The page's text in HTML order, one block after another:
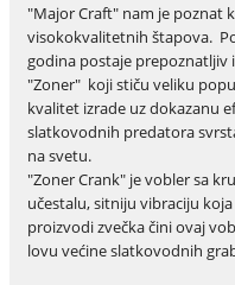
"Major Craft" nam je poznat
visokokvalitetnih štapova.
godina postaje prepoznatljiv
"Zoner" koji stiču veliku
kvalitet izrade uz dokazanu
slatkovodnih predatora
na svetu.
"Zoner Crank" je vobler sa
učestalu, sitniju vibraciju
proizvodi zvečka čini ovaj
lovu većine slatkovodnih